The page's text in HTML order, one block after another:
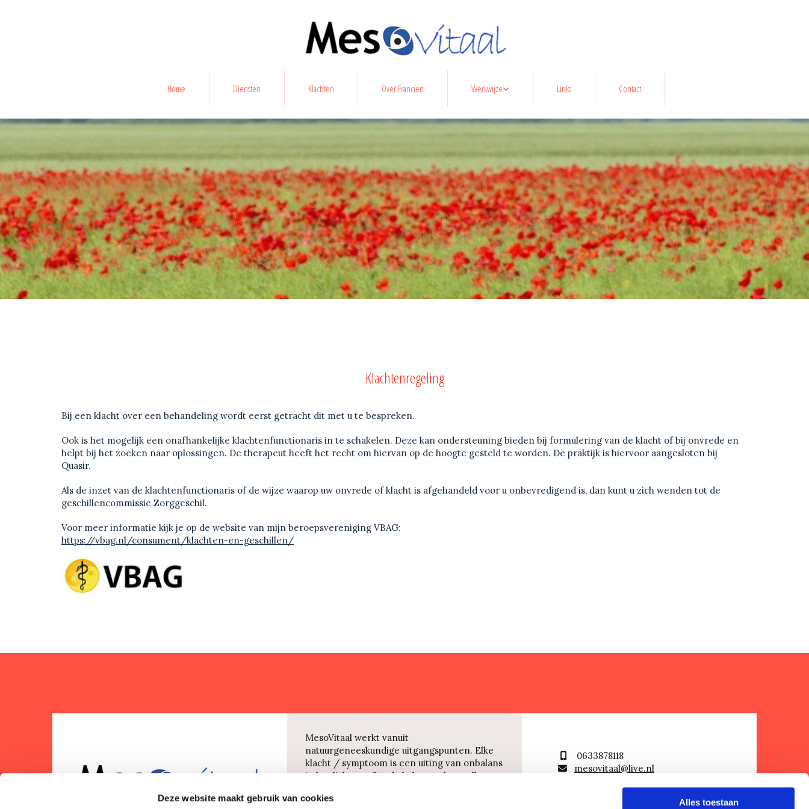
Deze website maakt gebruik van cookies Alles toestaan
Home Diensten Klachten Over Francien Werkwijze Links Contact
Klachtenregeling
Bij een klacht over een behandeling wordt eerst getracht dit met u te bespreken.
Ook is het mogelijk een onafhankelijke klachtenfunctionaris in te schakelen. Deze kan ondersteuning bieden bij formulering van de klacht of bij onvrede en
helpt bij het zoeken naar oplossingen. De therapeut heeft het recht om hiervan op de hoogte gesteld te worden. De praktijk is hiervoor aangesloten bij
Quasir.
Als de inzet van de klachtenfunctionaris of de wijze waarop uw onvrede of klacht is afgehandeld voor u onbevredigend is, dan kunt u zich wenden tot de
geschillencommissie Zorggeschil.
Voor meer informatie kijk je op de website van mijn beroepsvereniging VBAG:
https://vbag.nl/consument/klachten-en-geschillen/
MesoVitaal werkt vanuit
natuurgeneeskundige uitgangspunten. Elke
klacht / symptoom is een uiting van onbalans
in het lichaam. Om de balans te herstellen
vitaminen, mineralen, kruiden,
 0633878118
 mesovitaal@live.nl